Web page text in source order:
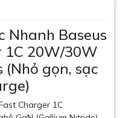
Nhanh Baseus
1C 20W/30W
(Nhỏ gọn, sạc
Charger 1C